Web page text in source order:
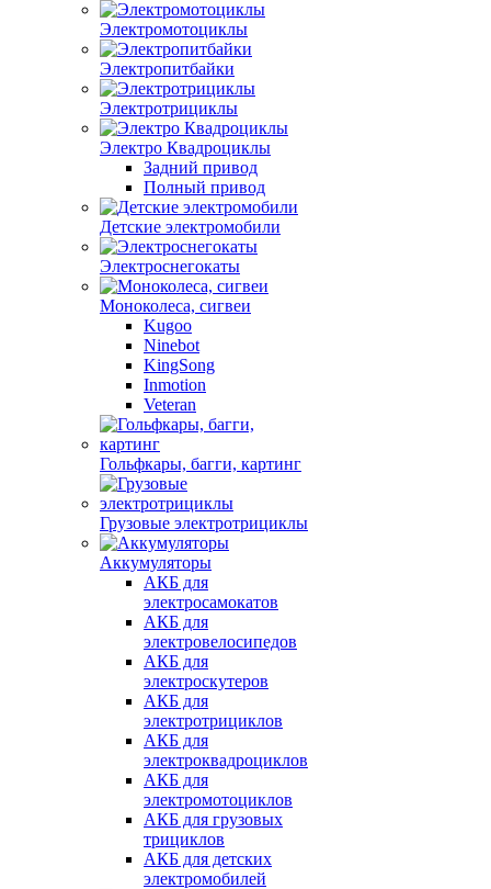
Электромотоциклы
Электропитбайки
Электротрициклы
Электро Квадроциклы
Задний привод
Полный привод
Детские электромобили
Электроснегокаты
Моноколеса, сигвеи
Kugoo
Ninebot
KingSong
Inmotion
Veteran
Гольфкары, багги, картинг
Грузовые электротрициклы
Аккумуляторы
АКБ для
электросамокатов
АКБ для
электровелосипедов
АКБ для
электроскутеров
АКБ для
электротрициклов
АКБ для
электроквадроциклов
АКБ для
электромотоциклов
АКБ для грузовых
трициклов
АКБ для детских
электромобилей